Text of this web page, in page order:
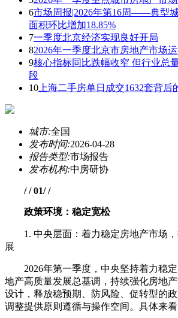
6市场周报|2026年第16周——典型
面积环比增加18.85%
7一季度北京经济实现良好开局
82026年一季度北京市房地产市场
9核心指标同比跌幅收窄 但行业总
段
10 上海二手房单日成交1632套背后
城市:全国
发布时间:2026-04-28
报告类型:市场报告
发布机构:中房研协
/ / 01/ /
政策环境：稳定宽松
1. 中央层面：着力稳定房地产市场，
展
2026年第一季度，中央坚持着力稳定
地产高质量发展总基调，持续强化房地
设计，释放稳预期、防风险、促转型的
调整提供原则遵循与操作空间。具体来看